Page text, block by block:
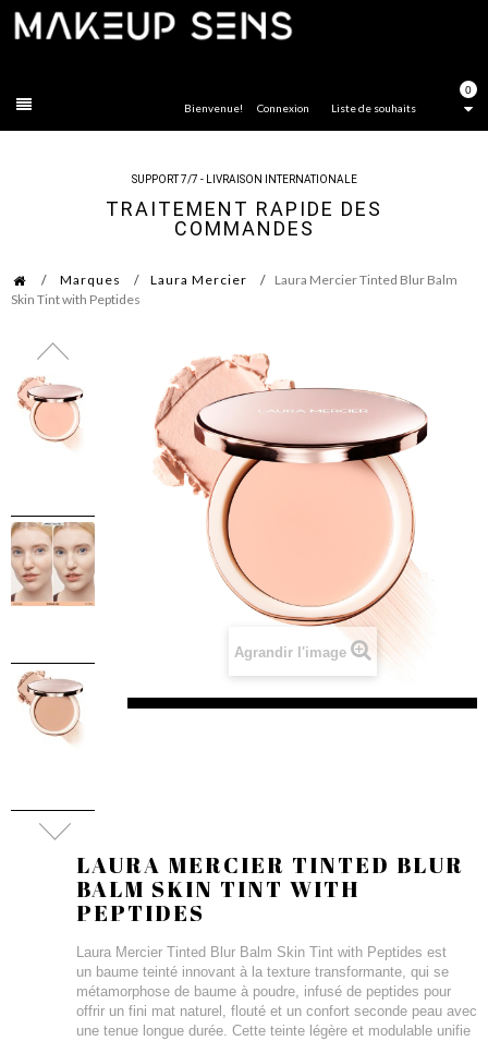
0
Liste de souhaits
Bienvenue! Connexion
SUPPORT 7/7 - LIVRAISON INTERNATIONALE
TRAITEMENT RAPIDE DES
COMMANDES
Marques Laura Mercier
Laura Mercier Tinted Blur Balm
Skin Tint with Peptides
Agrandir l'image
LAURA MERCIER TINTED BLUR
BALM SKIN TINT WITH
PEPTIDES
Laura Mercier Tinted Blur Balm Skin Tint with Peptides est
un baume teinté innovant à la texture transformante, qui se
métamorphose de baume à poudre, infusé de peptides pour
offrir un fini mat naturel, flouté et un confort seconde peau avec
une tenue longue durée. Cette teinte légère et modulable unifie